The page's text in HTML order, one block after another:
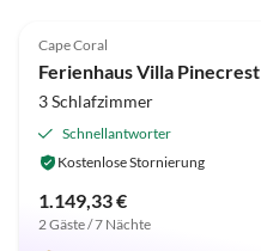
Cape Coral
Ferienhaus Villa Pinecrest
3 Schlafzimmer
Schnellantworter
Kostenlose Stornierung
1.149,33 €
2 Gäste / 7 Nächte